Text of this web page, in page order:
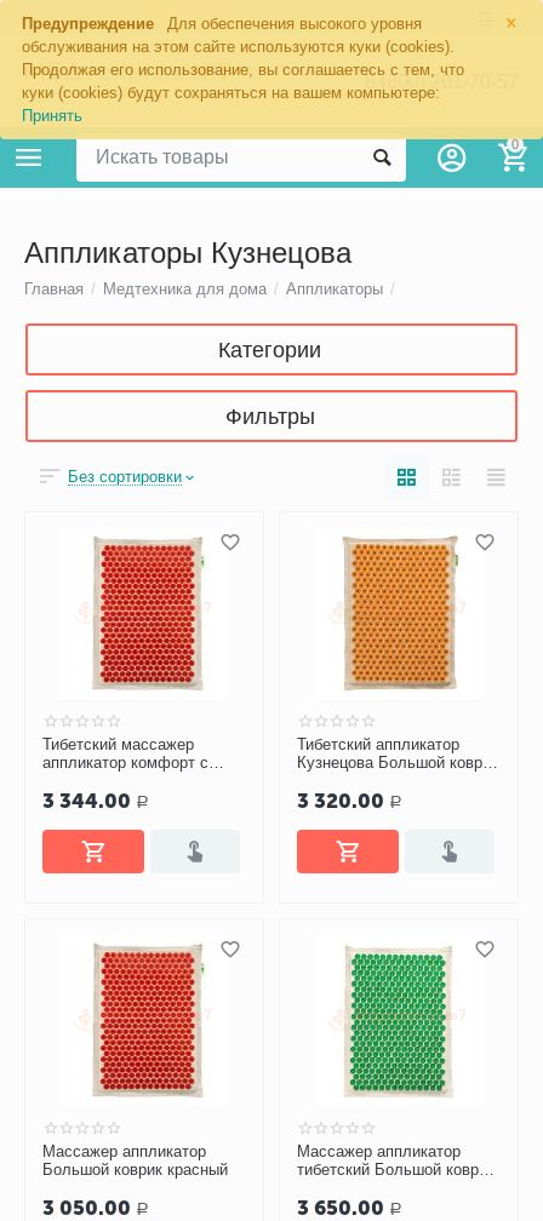
×
Предупреждение
Для обеспечения высокого уровня
обслуживания на этом сайте используются куки (cookies).
Продолжая его использование, вы соглашаетесь с тем, что
куки (cookies) будут сохраняться на вашем компьютере:
Принять
8 (800) 201-70-57
0
Аппликаторы Кузнецова
Главная / Медтехника для дома / Аппликаторы /
Категории
Фильтры
Без сортировки
Тибетский массажер
аппликатор комфорт с
3 344.00 Р
Тибетский аппликатор
Кузнецова Большой коврик
3 320.00 Р
Массажер аппликатор
Большой коврик красный
3 050.00 Р
Массажер аппликатор
тибетский Большой коврик
памяти
3 650.00 Р